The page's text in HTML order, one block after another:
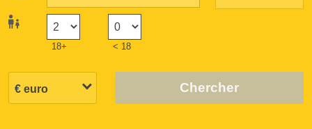
18+ < 18
Chercher